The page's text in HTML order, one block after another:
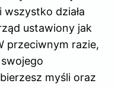
działa
ustawiony jak
przeciwnym razie,
myśli oraz